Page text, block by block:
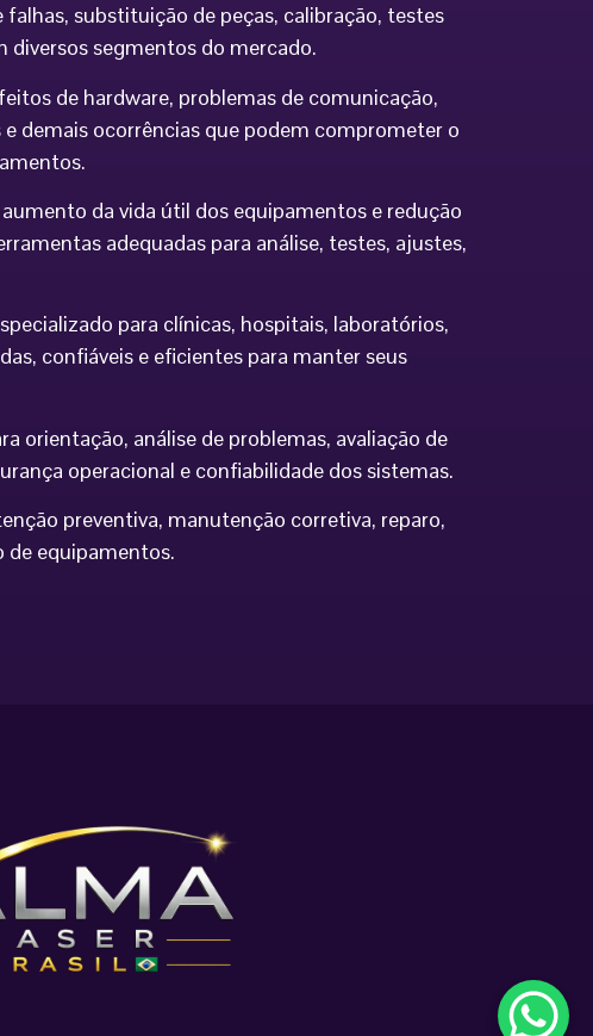
substituição de peças, calibração, testes
diversos segmentos do mercado.
de hardware, problemas de comunicação,
demais ocorrências que podem comprometer o
da vida útil dos equipamentos e redução
adequadas para análise, testes, ajustes,
para clínicas, hospitais, laboratórios,
confiáveis e eficientes para manter seus
orientação, análise de problemas, avaliação de
operacional e confiabilidade dos sistemas.
preventiva, manutenção corretiva, reparo,
de equipamentos.